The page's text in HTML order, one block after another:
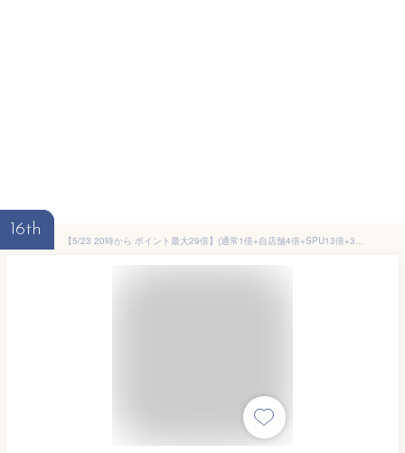
16th
【5/23 20時から ポイント最大29倍】(通常1倍+自店舗4倍+SPU13倍+39 1倍+買い回り9倍+ラクマ1倍) PRADA プラダ 財布 ミニ財布 コンパクト 1MH021 CIPRIA 新品 ギフト プレゼント プレゼント ギフト 贈り物 無料 ラッピング 包装